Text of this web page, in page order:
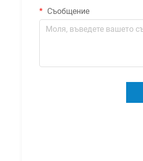
Съобщение